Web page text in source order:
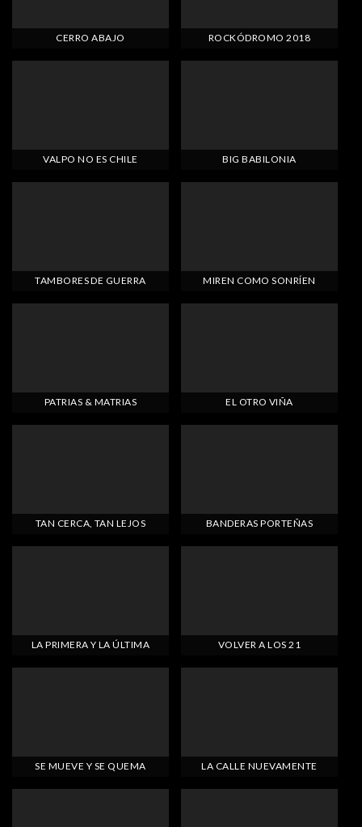
CERRO ABAJO ROCKÓDROMO 2018
VALPO NO ES CHILE BIG BABILONIA
TAMBORES DE GUERRA MIREN COMO SONRÍEN
PATRIAS & MATRIAS EL OTRO VIÑA
TAN CERCA, TAN LEJOS BANDERAS PORTEÑAS
LA PRIMERA Y LA ÚLTIMA VOLVER A LOS 21
SE MUEVE Y SE QUEMA LA CALLE NUEVAMENTE